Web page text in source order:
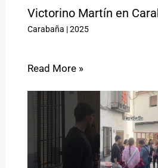
Victorino Martín en
Carabaña |2025
Read More »